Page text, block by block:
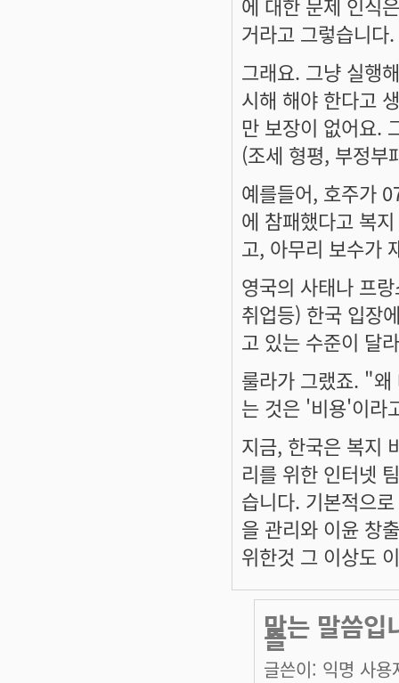
거라고 그렇습니다.
그래요. 그냥 실행
시해 해야 한다고
만 보장이 없어요.
(조세 형평, 부정부
예를들어, 호주가
에 참패했다고 복
고, 아무리 보수가
영국의 사태나 프
취업등) 한국 입장
고 있는 수준이 달
룰라가 그랬죠. "
는 것은 '비용'이라
지금, 한국은 복지
리를 위한 인터넷
습니다. 기본적으
을 관리와 이윤 창
위한것 그 이상도
맞는 말씀입
들
글쓴이: 익명 사용